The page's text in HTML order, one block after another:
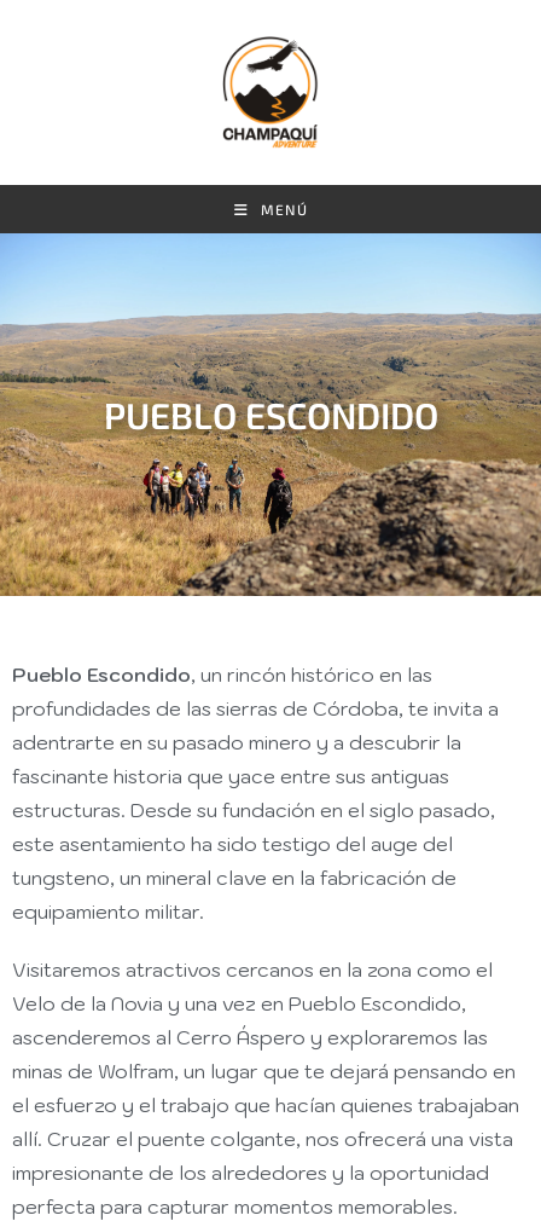
MENÚ
PUEBLO ESCONDIDO
Pueblo Escondido, un rincón histórico en las
profundidades de las sierras de Córdoba, te invita a
adentrarte en su pasado minero y a descubrir la
fascinante historia que yace entre sus antiguas
estructuras. Desde su fundación en el siglo pasado,
este asentamiento ha sido testigo del auge del
tungsteno, un mineral clave en la fabricación de
equipamiento militar.
Visitaremos atractivos cercanos en la zona como el
Velo de la Novia y una vez en Pueblo Escondido,
ascenderemos al Cerro Áspero y exploraremos las
minas de Wolfram, un lugar que te dejará pensando en
el esfuerzo y el trabajo que hacían quienes trabajaban
allí. Cruzar el puente colgante, nos ofrecerá una vista
impresionante de los alrededores y la oportunidad
perfecta para capturar momentos memorables.